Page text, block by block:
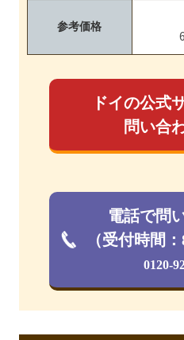
参考価格
ドイの公式
問い合
電話で問
（受付時間
0120-